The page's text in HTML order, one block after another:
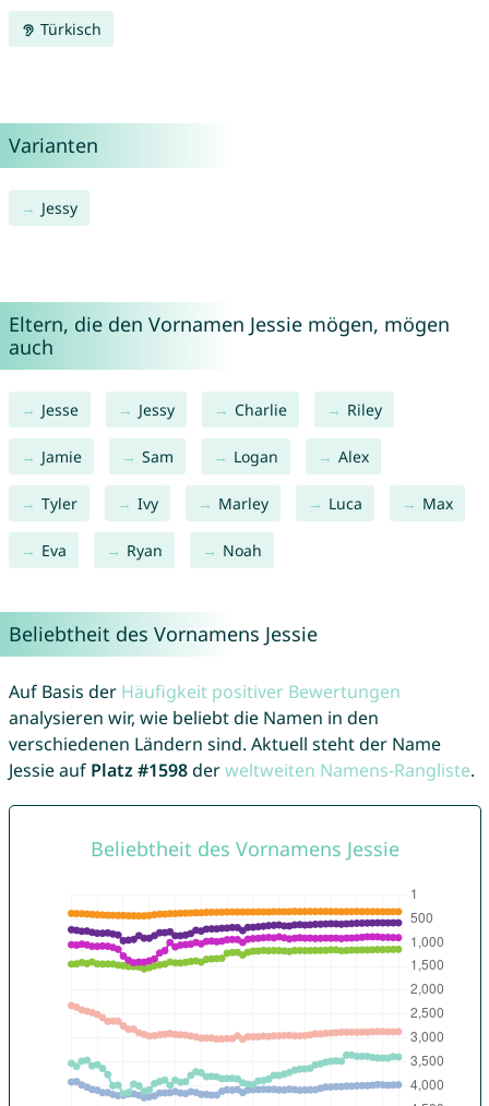
Türkisch
Varianten
Jessy
Eltern, die den Vornamen Jessie mögen, mögen
auch
Jesse Jessy Charlie Riley
Jamie Sam Logan Alex
Tyler Ivy Marley Luca Max
Eva Ryan Noah
Beliebtheit des Vornamens Jessie
Auf Basis der Häufigkeit positiver Bewertungen
analysieren wir, wie beliebt die Namen in den
verschiedenen Ländern sind. Aktuell steht der Name
Jessie auf Platz #1598derweltweiten Namens-Rangliste.